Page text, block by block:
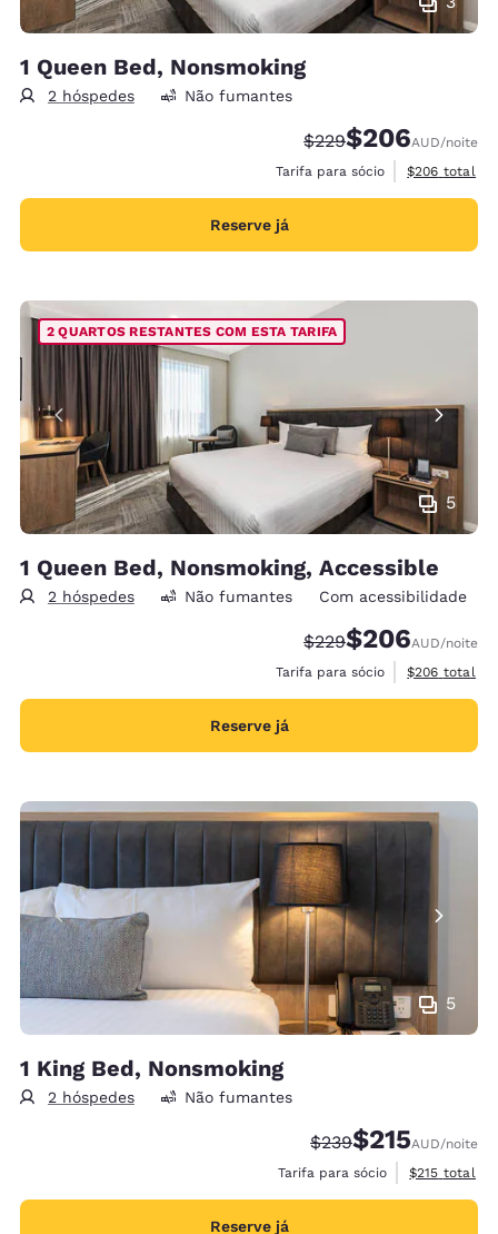
1 Queen Bed, Nonsmoking
2 hóspedes Não fumantes
Tarifa anterior
$229Tarifa com
$206AUD/noite
Tarifa para sócio
Exibir
$206 total
Reserve já
5
2 QUARTOS RESTANTES COM ESTA TARIFA
1 Queen Bed, Nonsmoking, Accessible
2 hóspedes Não fumantes Com acessibilidade
Tarifa anterior
$229Tarifa com
$206AUD/noite
Tarifa para sócio
Exibir
$206 total
Reserve já
5
1 King Bed, Nonsmoking
2 hóspedes Não fumantes
Tarifa anterior
$239Tarifa com
$215AUD/noite
Tarifa para sócio
Exibir
$215 total
Reserve já